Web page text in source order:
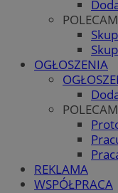
OGŁOSZENIA
REKLAMA
WSPÓŁPRACA